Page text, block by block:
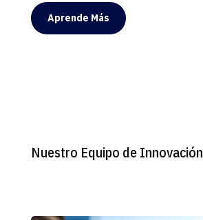
Aprende Más
Nuestro Equipo de Innovación